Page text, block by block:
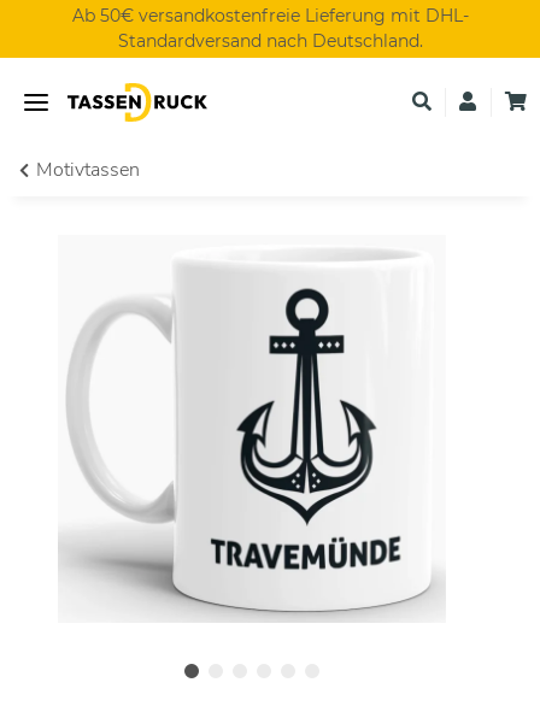
Ab 50€ versandkostenfreie Lieferung mit DHL-
Standardversand nach Deutschland.
Motivtassen